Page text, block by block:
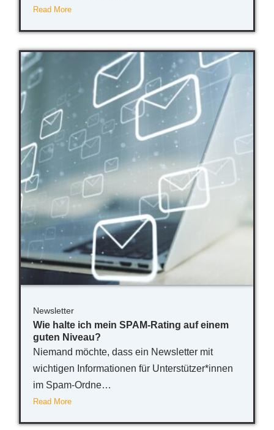
Read More
Newsletter
Wie halte ich mein SPAM-Rating auf einem
guten Niveau?
Niemand möchte, dass ein Newsletter mit
wichtigen Informationen für Unterstützer*innen
im Spam-Ordne…
Read More